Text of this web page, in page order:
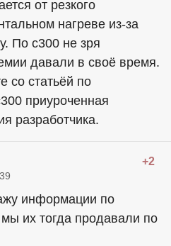
от резкого
нагреве из-за
По с300 не зря
давали в своё время.
со статьёй по
приуроченная
разработчика.
+2
информации по
их тогда продавали по